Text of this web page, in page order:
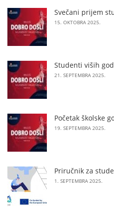
Svečani prijem
15. OKTOBRA 2025.
Studenti viših
21. SEPTEMBRA 2025.
Početak školske
19. SEPTEMBRA 2025.
Priručnik za
1. SEPTEMBRA 2025.